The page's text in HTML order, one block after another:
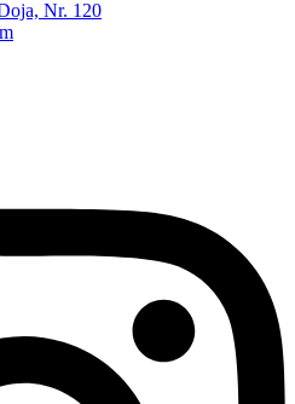
Nr. 120